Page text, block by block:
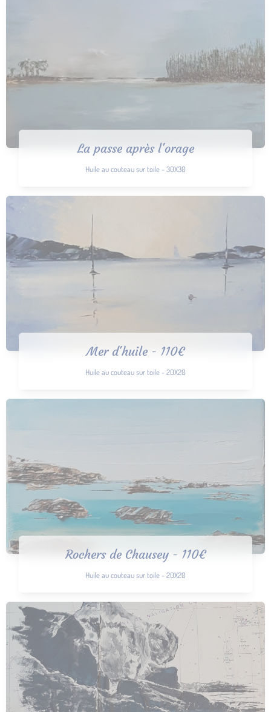
La passe après l'orage
Huile au couteau sur toile - 30X30
Mer d'huile - 110€
Huile au couteau sur toile - 20X20
Rochers de Chausey - 110€
Huile au couteau sur toile - 20X20